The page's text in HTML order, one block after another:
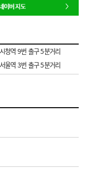
100m
시청역 9번 출구 5분거리
서울역 3번 출구 5분거리